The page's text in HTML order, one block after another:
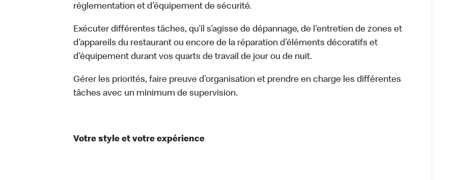
réglementation et d’équipement de sécurité.
Exécuter différentes tâches, qu’il s’agisse de dépannage, de l’entretien de zones et
d’appareils du restaurant ou encore de la réparation d’éléments décoratifs et
d’équipement durant vos quarts de travail de jour ou de nuit.
Gérer les priorités, faire preuve d’organisation et prendre en charge les différentes
tâches avec un minimum de supervision.
Votre style et votre expérience